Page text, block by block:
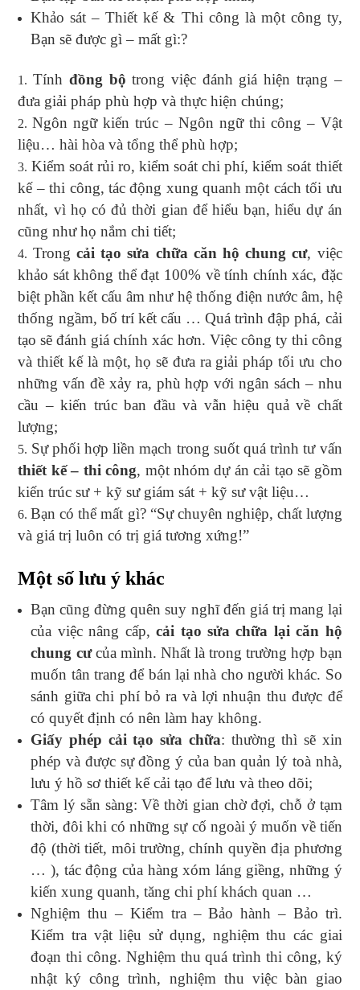
Khảo sát – Thiết kế & Thi công là một công ty,
Bạn sẽ được gì – mất gì:?
Tính đồng bộtrong việc đánh giá hiện trạng –
đưa giải pháp phù hợp và thực hiện chúng;
Ngôn ngữ kiến trúc – Ngôn ngữ thi công – Vật
liệu… hài hòa và tổng thể phù hợp;
Kiểm soát rủi ro, kiểm soát chi phí, kiểm soát thiết
kế – thi công, tác động xung quanh một cách tối ưu
nhất, vì họ có đủ thời gian để hiểu bạn, hiểu dự án
cũng như họ nắm chi tiết;
Trong cải tạo sửa chữa căn hộ chung cư, việc
khảo sát không thể đạt 100% về tính chính xác, đặc
biệt phần kết cấu âm như hệ thống điện nước âm, hệ
thống ngầm, bố trí kết cấu … Quá trình đập phá, cải
tạo sẽ đánh giá chính xác hơn. Việc công ty thi công
và thiết kế là một, họ sẽ đưa ra giải pháp tối ưu cho
những vấn đề xảy ra, phù hợp với ngân sách – nhu
cầu – kiến trúc ban đầu và vẫn hiệu quả về chất
lượng;
Sự phối hợp liền mạch trong suốt quá trình tư vấn
thiết kế – thi công, một nhóm dự án cải tạo sẽ gồm
kiến trúc sư + kỹ sư giám sát + kỹ sư vật liệu…
Bạn có thể mất gì? “Sự chuyên nghiệp, chất lượng
và giá trị luôn có trị giá tương xứng!”
Một số lưu ý khác
Bạn cũng đừng quên suy nghĩ đến giá trị mang lại
của việc nâng cấp,cải tạo sửa chữa lại căn hộ
chung cưcủa mình. Nhất là trong trường hợp bạn
muốn tân trang để bán lại nhà cho người khác. So
sánh giữa chi phí bỏ ra và lợi nhuận thu được để
có quyết định có nên làm hay không.
Giấy phép cải tạo sửa chữa: thường thì sẽ xin
phép và được sự đồng ý của ban quản lý toà nhà,
lưu ý hồ sơ thiết kế cải tạo để lưu và theo dõi;
Tâm lý sẵn sàng: Về thời gian chờ đợi, chỗ ở tạm
thời, đôi khi có những sự cố ngoài ý muốn về tiến
độ (thời tiết, môi trường, chính quyền địa phương
… ), tác động của hàng xóm láng giềng, những ý
kiến xung quanh, tăng chi phí khách quan …
Nghiệm thu – Kiểm tra – Bảo hành – Bảo trì.
Kiểm tra vật liệu sử dụng, nghiệm thu các giai
đoạn thi công. Nghiệm thu quá trình thi công, ký
nhật ký công trình, nghiệm thu việc bàn giao